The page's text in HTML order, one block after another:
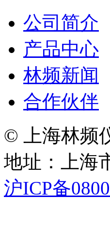
公司简介
产品中心
林频新闻
合作伙伴
© 上海林频
地址：上海
沪ICP备